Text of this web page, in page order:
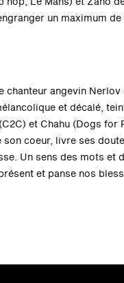
un maximum
chanteur angevin
et décalé,
et Chahu (Dogs for
coeur, livre ses
Un sens des mots et
et panse nos